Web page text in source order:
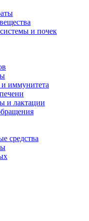
и почек
иммунитета
и лактации
средства